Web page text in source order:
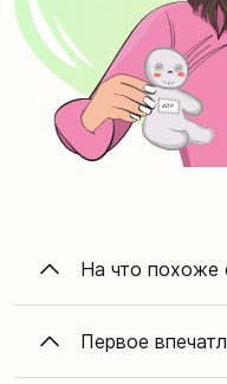
На что похоже
Первое